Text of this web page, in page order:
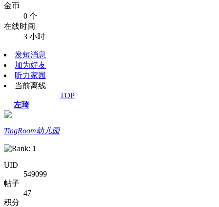
金币
0 个
在线时间
3 小时
发短消息
加为好友
听力家园
当前离线
TOP
左琦
TingRoom幼儿园
UID
549099
帖子
47
积分